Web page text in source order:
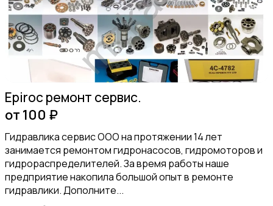
Epiroc ремонт сервис.
от 100 ₽
Гидравлика сервис ООО на протяжении 14 лет
занимается ремонтом гидронасосов, гидромоторов и
гидрораспределителей. За время работы наше
предприятие накопила большой опыт в ремонте
гидравлики. Дополните...